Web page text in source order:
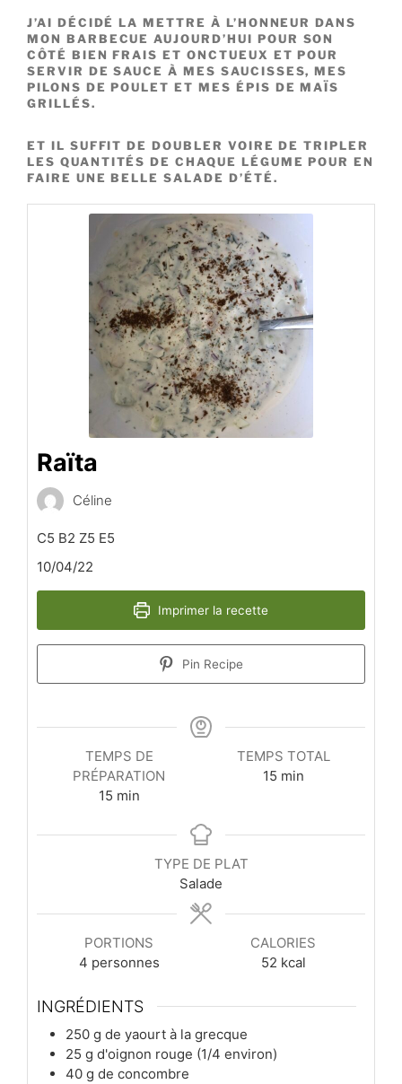
J’AI DÉCIDÉ LA METTRE À L’HONNEUR DANS
MON BARBECUE AUJOURD’HUI POUR SON
CÔTÉ BIEN FRAIS ET ONCTUEUX ET POUR
SERVIR DE SAUCE À MES SAUCISSES, MES
PILONS DE POULET ET MES ÉPIS DE MAÏS
GRILLÉS.
ET IL SUFFIT DE DOUBLER VOIRE DE TRIPLER
LES QUANTITÉS DE CHAQUE LÉGUME POUR EN
FAIRE UNE BELLE SALADE D’ÉTÉ.
Raïta
Céline
C5 B2 Z5 E5
10/04/22
Imprimer la recette
Pin Recipe
TEMPS DE
PRÉPARATION
15minutes
min
TEMPS TOTAL
15minutes
min
TYPE DE PLAT
Salade
PORTIONS
4 personnes
CALORIES
52 kcal
INGRÉDIENTS
250 g de yaourt à la grecque
25 g d'oignon rouge (1/4 environ)
40 g de concombre